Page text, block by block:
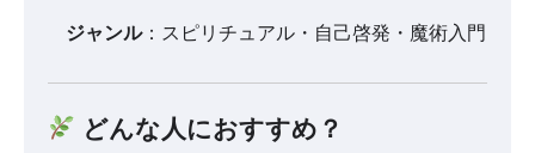
ジャンル：スピリチュアル・自己啓発・魔術入門
どんな人におすすめ？